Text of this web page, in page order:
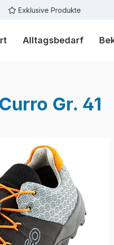
Exklusive Produkte
Alltagsbedarf
Gr. 41